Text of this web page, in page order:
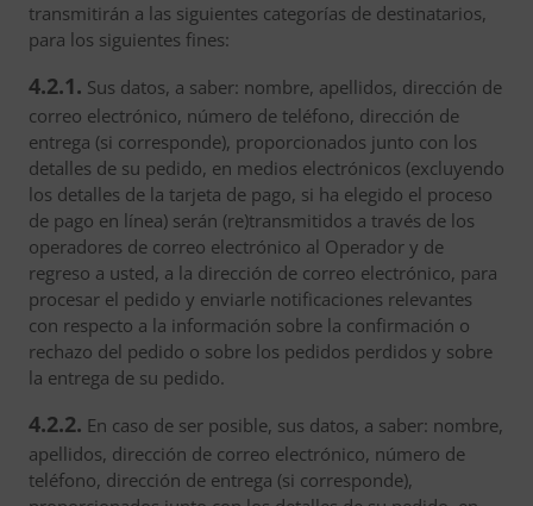
transmitirán a las siguientes categorías de destinatarios,
para los siguientes fines:
4.2.1. Sus datos, a saber: nombre, apellidos, dirección de
correo electrónico, número de teléfono, dirección de
entrega (si corresponde), proporcionados junto con los
detalles de su pedido, en medios electrónicos (excluyendo
los detalles de la tarjeta de pago, si ha elegido el proceso
de pago en línea) serán (re)transmitidos a través de los
operadores de correo electrónico al Operador y de
regreso a usted, a la dirección de correo electrónico, para
procesar el pedido y enviarle notificaciones relevantes
con respecto a la información sobre la confirmación o
rechazo del pedido o sobre los pedidos perdidos y sobre
la entrega de su pedido.
4.2.2. En caso de ser posible, sus datos, a saber: nombre,
apellidos, dirección de correo electrónico, número de
teléfono, dirección de entrega (si corresponde),